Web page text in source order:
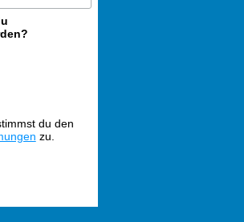
du den
zu.